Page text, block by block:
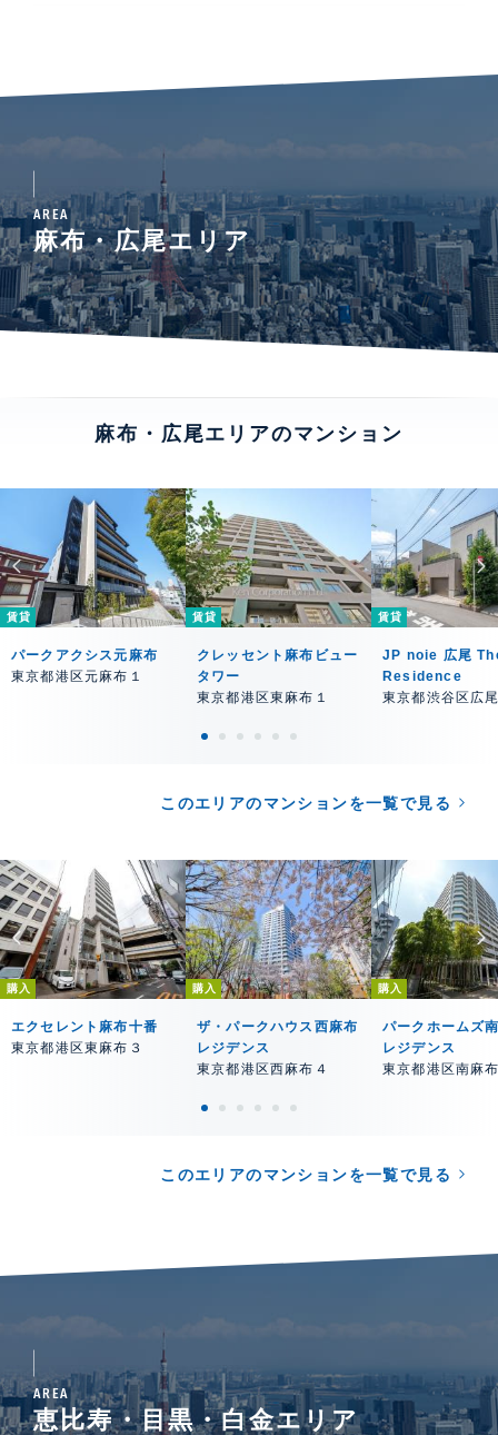
AREA
麻布・広尾エリア
麻布・広尾エリアのマンション
賃貸
パークアクシス元麻布
東京都港区元麻布１
賃貸
クレッセント麻布ビュー
タワー
東京都港区東麻布１
賃貸
JP noie 広尾
Residence
東京都渋谷区広
このエリアのマンションを一覧で見る
購入
エクセレント麻布十番
東京都港区東麻布３
購入
ザ・パークハウス西麻布
レジデンス
東京都港区西麻布４
購入
パークホームズ
レジデンス
東京都港区南麻
このエリアのマンションを一覧で見る
AREA
恵比寿・目黒・白金エリア